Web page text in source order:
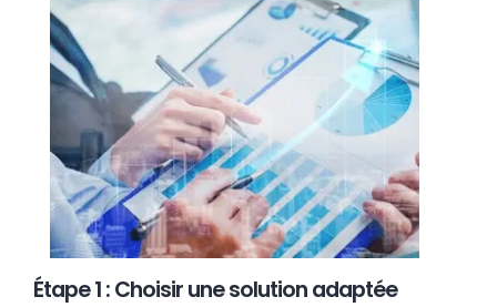
Étape 1 : Choisir une solution adaptée